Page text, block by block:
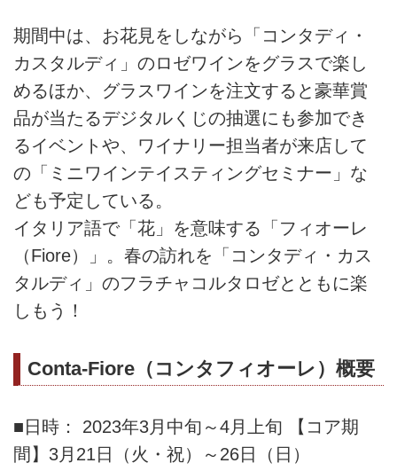
期間中は、お花見をしながら「コンタディ・
カスタルディ」のロゼワインをグラスで楽し
めるほか、グラスワインを注文すると豪華賞
品が当たるデジタルくじの抽選にも参加でき
るイベントや、ワイナリー担当者が来店して
の「ミニワインテイスティングセミナー」な
ども予定している。
イタリア語で「花」を意味する「フィオーレ
（Fiore）」。春の訪れを「コンタディ・カス
タルディ」のフラチャコルタロゼとともに楽
しもう！
Conta-Fiore（コンタフィオーレ）概要
■日時： 2023年3月中旬～4月上旬 【コア期
間】3月21日（火・祝）～26日（日）